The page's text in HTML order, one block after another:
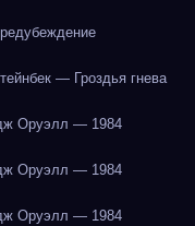
— Гроздья гнева
Оруэлл — 1984
Оруэлл — 1984
Оруэлл — 1984